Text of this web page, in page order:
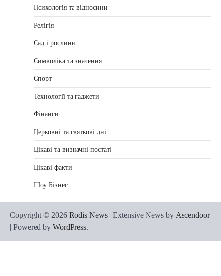
Психологія та відносини
Релігія
Сад і рослини
Символіка та значення
Спорт
Технології та гаджети
Фінанси
Церковні та святкові дні
Цікаві та визначні постаті
Цікаві факти
Шоу Бізнес
Copyright © 2026 Rodis News | Extensive News by Ascendoor
| Powered by WordPress.